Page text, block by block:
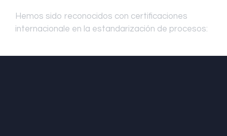
Hemos sido reconocidos con certificaciones
internacionale en la estandarización de procesos: